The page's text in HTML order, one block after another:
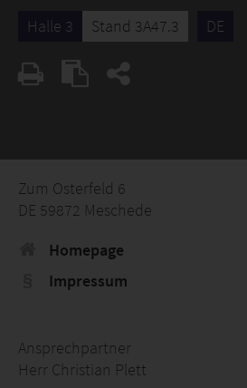
Halle 3 Stand 3A47.3 DE
Zum Osterfeld 6
DE 59872 Meschede
Homepage
Impressum
Ansprechpartner
Herr Christian Plett